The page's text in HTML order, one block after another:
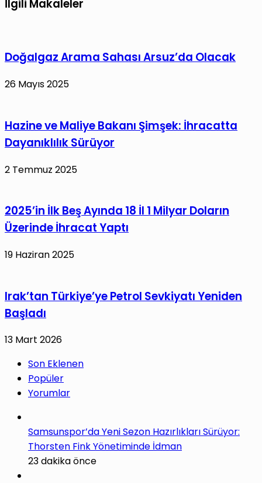
İlgili Makaleler
Doğalgaz Arama Sahası Arsuz’da Olacak
26 Mayıs 2025
Hazine ve Maliye Bakanı Şimşek: İhracatta
Dayanıklılık Sürüyor
2 Temmuz 2025
2025’in İlk Beş Ayında 18 İl 1 Milyar Doların
Üzerinde İhracat Yaptı
19 Haziran 2025
Irak’tan Türkiye’ye Petrol Sevkiyatı Yeniden
Başladı
13 Mart 2026
Son Eklenen
Popüler
Yorumlar
Samsunspor’da Yeni Sezon Hazırlıkları Sürüyor:
Thorsten Fink Yönetiminde İdman
23 dakika önce